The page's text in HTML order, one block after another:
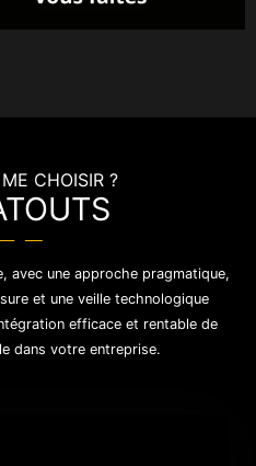
CHOISIR ?
avec une approche pragmatique,
et une veille technologique
efficace et rentable de
dans votre entreprise.